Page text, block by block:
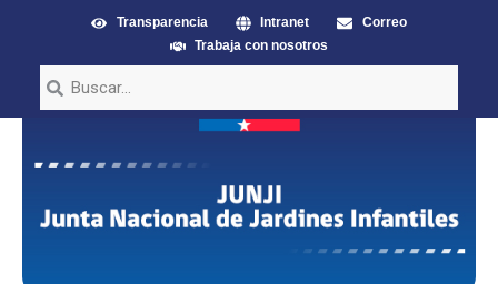
Transparencia Intranet
Correo
Trabaja con nosotros